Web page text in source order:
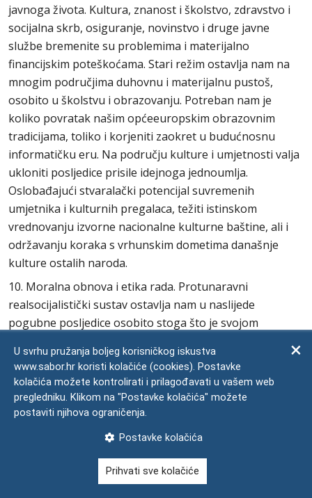
javnoga života. Kultura, znanost i školstvo, zdravstvo i
socijalna skrb, osiguranje, novinstvo i druge javne
službe bremenite su problemima i materijalno
financijskim poteškoćama. Stari režim ostavlja nam na
mnogim područjima duhovnu i materijalnu pustoš,
osobito u školstvu i obrazovanju. Potreban nam je
koliko povratak našim općeeuropskim obrazovnim
tradicijama, toliko i korjeniti zaokret u budućnosnu
informatičku eru. Na području kulture i umjetnosti valja
ukloniti posljedice prisile idejnoga jednoumlja.
Oslobađajući stvaralački potencijal suvremenih
umjetnika i kulturnih pregalaca, težiti istinskom
vrednovanju izvorne nacionalne kulturne baštine, ali i
održavanju koraka s vrhunskim dometima današnje
kulture ostalih naroda.
10. Moralna obnova i etika rada. Protunaravni
realsocijalistički sustav ostavlja nam u naslijede
pogubne posljedice osobito stoga što je svojom
vrednote i moralne norme. To se podjednako odnosi na
obiteljski i školski odgoj, na profesionalnu, radnu i
poslovnu etiku. Poremećaji u sustavu vrijednosti rađali
su bijegom ili apatičnošću mudrih i sposobnih, a
napredovanjem nesposobnih i bezobzirnih karijerista.
će težak i dugotrajan posao ali ga treba odmah započeti
u svim sferama i porama života.
U svrhu pružanja boljeg korisničkog iskustva
www.sabor.hr koristi kolačiće (cookies). Postavke
kolačića možete kontrolirati i prilagođavati u vašem web
pregledniku. Klikom na "Postavke kolačića" možete
postaviti njihova ograničenja.
Postavke kolačića
Prihvati sve kolačiće